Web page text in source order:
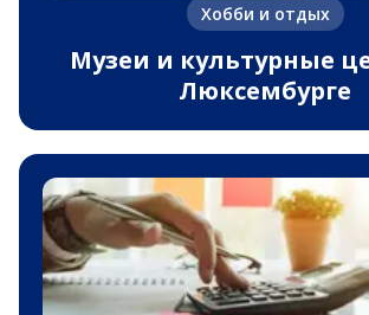
Хобби и отдых
Музеи и культурные
Люксембурге